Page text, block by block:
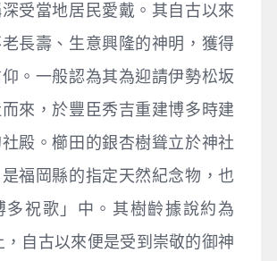
受當地居民愛戴。其自古以來
長壽、生意興隆的神明，獲得
。一般認為其為迎請伊勢松坂
來，於豐臣秀吉重建博多時建
殿。櫛田的銀杏樹聳立於神社
福岡縣的指定天然紀念物，也
多祝歌」中。其樹齡據說約為
，自古以來便是受到崇敬的御神